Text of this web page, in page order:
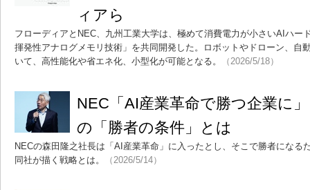
ィアら
フローディアとNEC、九州工業大学は、極めて消費電力が小さいAIハー
揮発性アナログメモリ技術」を共同開発した。ロボットやドローン、自
いて、高性能化や省エネ化、小型化が可能となる。
（2026/5/18）
NEC「AI産業革命で勝つ企業に
の「勝者の条件」とは
NECの森田隆之社長は「AI産業革命」に入ったとし、そこで勝者になる
同社が描く戦略とは。
（2026/5/14）